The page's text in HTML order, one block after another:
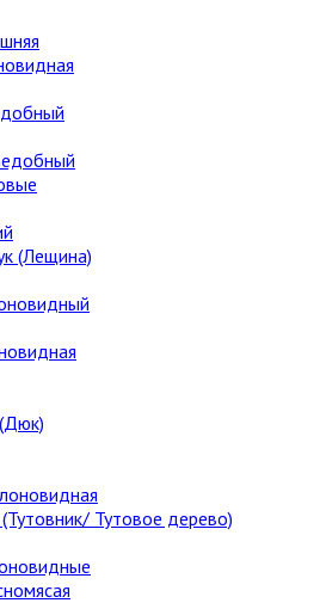
(Лещина)
Тутовое дерево)